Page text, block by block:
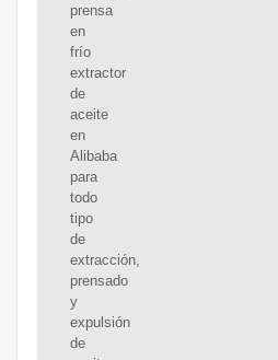
prensa
en
frío
extractor
de
aceite
en
Alibaba
para
todo
tipo
de
extracción,
prensado
y
expulsión
de